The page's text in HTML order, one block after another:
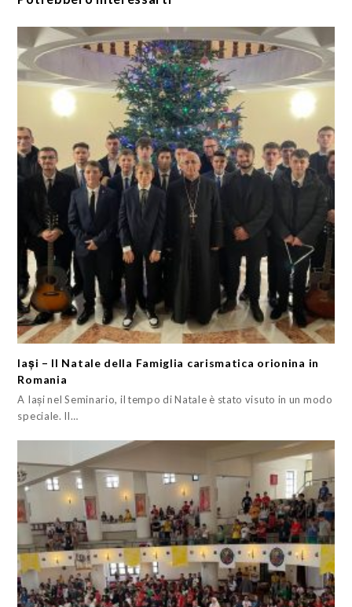
Iași – Il Natale della Famiglia carismatica orionina in
Romania
A Iași nel Seminario, il tempo di Natale è stato visuto in un modo
speciale. Il…